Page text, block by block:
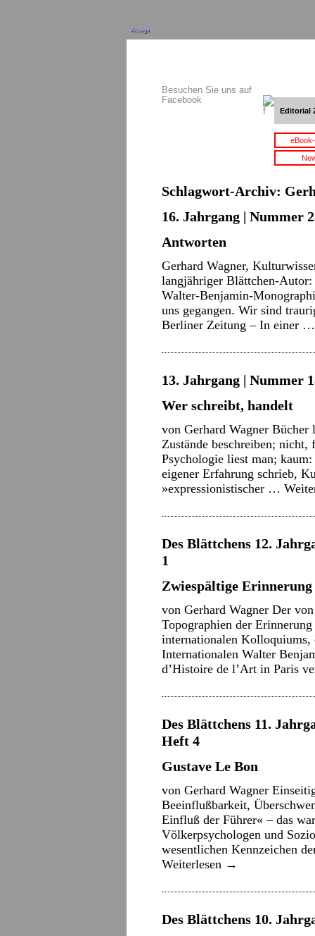
Anzeige
Besuchen Sie uns auf
Facebook
Editorial
Schlagwort-Archiv:
16. Jahrgang | Nummer
Antworten
Gerhard Wagner,
langjähriger Blättchen-
Walter-Benjamin-
uns gegangen. Wir sind
Berliner Zeitung – In einer
13. Jahrgang | Nummer
Wer schreibt, handelt
von Gerhard Wagner
Zustände beschreiben;
Psychologie liest man;
eigener Erfahrung schrieb,
»expressionistischer …
Des Blättchens 12.
1
Zwiespältige Erinnerung
von Gerhard Wagner Der
Topographien der
internationalen Kolloquiums,
Internationalen Walter
d’Histoire de l’Art in Paris
Des Blättchens 11.
Heft 4
Gustave Le Bon
von Gerhard Wagner
Beeinflußbarkeit,
Einfluß der Führer« – das
Völkerpsychologen und
wesentlichen Kennzeichen
Weiterlesen →
Des Blättchens 10.